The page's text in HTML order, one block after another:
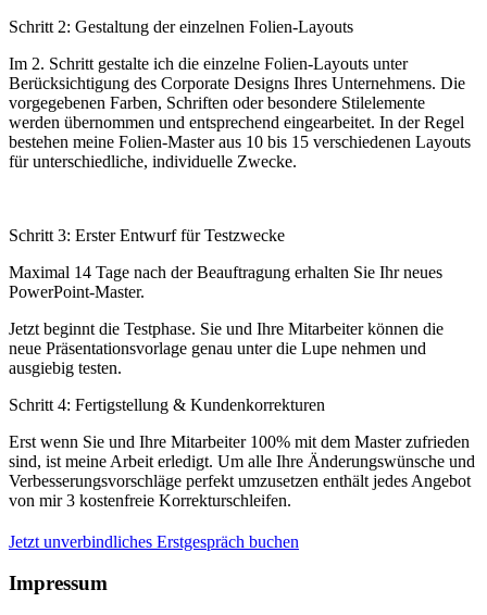
Schritt 2: Gestaltung der einzelnen Folien-Layouts
Im 2. Schritt gestalte ich die einzelne Folien-Layouts unter
Berücksichtigung des Corporate Designs Ihres Unternehmens. Die
vorgegebenen Farben, Schriften oder besondere Stilelemente
werden übernommen und entsprechend eingearbeitet. In der Regel
bestehen meine Folien-Master aus 10 bis 15 verschiedenen Layouts
für unterschiedliche, individuelle Zwecke.
Schritt 3: Erster Entwurf für Testzwecke
Maximal 14 Tage nach der Beauftragung erhalten Sie Ihr neues
PowerPoint-Master.
Jetzt beginnt die Testphase. Sie und Ihre Mitarbeiter können die
neue Präsentationsvorlage genau unter die Lupe nehmen und
ausgiebig testen.
Schritt 4: Fertigstellung & Kundenkorrekturen
Erst wenn Sie und Ihre Mitarbeiter 100% mit dem Master zufrieden
sind, ist meine Arbeit erledigt. Um alle Ihre Änderungswünsche und
Verbesserungsvorschläge perfekt umzusetzen enthält jedes Angebot
von mir 3 kostenfreie Korrekturschleifen.
Jetzt unverbindliches Erstgespräch buchen
Impressum